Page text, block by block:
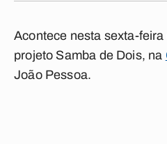
Acontece nesta sexta-
projeto Samba de Dois, na
João Pessoa.